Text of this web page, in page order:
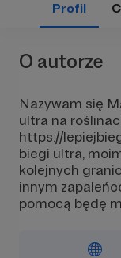
Profil
O autorze
Nazywam się
ultra na
https://
biegi ultra,
kolejnych
innym
pomocą będę